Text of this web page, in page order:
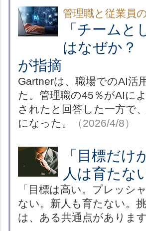
管理職と従業員
「チーム
はなぜか？
が指摘
Gartnerは、職場でのAI活
た。管理職の45％がAIに
されたと回答した一方で
になった。
（2026/4/8）
「目標だ
人は育たな
「目標は高い。プレッシ
ない。新人も育たない。
は、ある共通点があります